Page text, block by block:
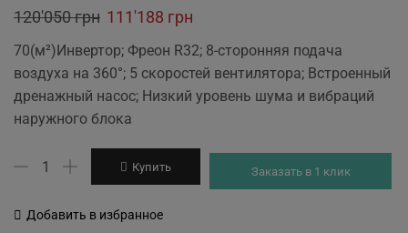
120'050грн Original
price
was:
120'050 грн.
111'188 грн
price
is:
111'188 грн.
70(м²)Инвертор; Фреон R32; 8-сторонняя подача
воздуха на 360°; 5 скоростей вентилятора; Встроенный
дренажный насос; Низкий уровень шума и вибраций
наружного блока
Количество
GREE
Купить Заказать в 1 клик
Добавить в избранное